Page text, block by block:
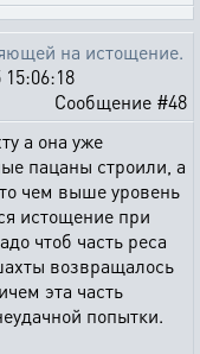
на истощение.
15:06:18
Сообщение #48
а она уже
пацаны строили, а
чем выше уровень
истощение при
чтоб часть реса
возвращалось
эта часть
попытки.